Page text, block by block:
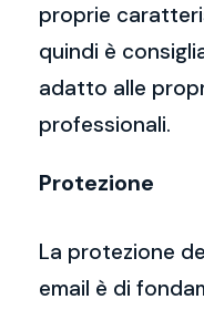
proprie
quindi è
adatto alle
professionali.
Protezione
La protezione
email è di